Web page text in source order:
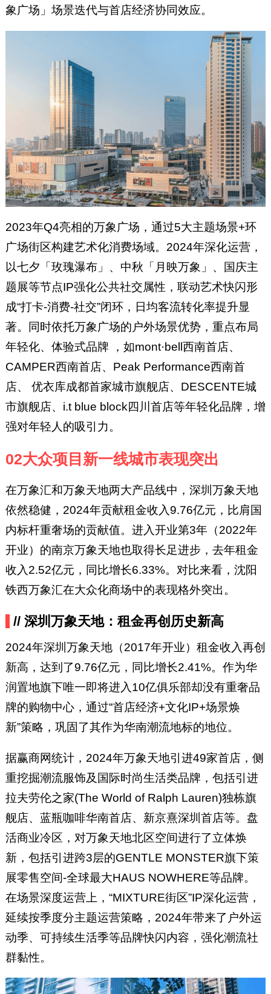
象广场」场景迭代与首店经济协同效应。
2023年Q4亮相的万象广场，通过5大主题场景+环
广场街区构建艺术化消费场域。2024年深化运营，
以七夕「玫瑰瀑布」、中秋「月映万象」、国庆主
题展等节点IP强化公共社交属性，联动艺术快闪形
成“打卡-消费-社交”闭环，日均客流转化率提升显
著。同时依托万象广场的户外场景优势，重点布局
年轻化、体验式品牌 ，如mont·bell西南首店、
CAMPER西南首店、Peak Performance西南首
店、 优衣库成都首家城市旗舰店、DESCENTE城
市旗舰店、i.t blue block四川首店等年轻化品牌，增
强对年轻人的吸引力。
02大众项目新一线城市表现突出
在万象汇和万象天地两大产品线中，深圳万象天地
依然稳健，2024年贡献租金收入9.76亿元，比肩国
内标杆重奢场的贡献值。进入开业第3年（2022年
开业）的南京万象天地也取得长足进步，去年租金
收入2.52亿元，同比增长6.33%。对比来看，沈阳
铁西万象汇在大众化商场中的表现格外突出。
// 深圳万象天地：租金再创历史新高
2024年深圳万象天地（2017年开业）租金收入再创
新高，达到了9.76亿元，同比增长2.41%。作为华
润置地旗下唯一即将进入10亿俱乐部却没有重奢品
牌的购物中心，通过“首店经济+文化IP+场景焕
新”策略，巩固了其作为华南潮流地标的地位。
据赢商网统计，2024年万象天地引进49家首店，侧
重挖掘潮流服饰及国际时尚生活类品牌，包括引进
拉夫劳伦之家(The World of Ralph Lauren)独栋旗
舰店、蓝瓶咖啡华南首店、新京熹深圳首店等。盘
活商业冷区，对万象天地北区空间进行了立体焕
新，包括引进跨3层的GENTLE MONSTER旗下策
展零售空间-全球最大HAUS NOWHERE等品牌。
在场景深度运营上，“MIXTURE街区”IP深化运营，
延续按季度分主题运营策略，2024年带来了户外运
动季、可持续生活季等品牌快闪内容，强化潮流社
群黏性。